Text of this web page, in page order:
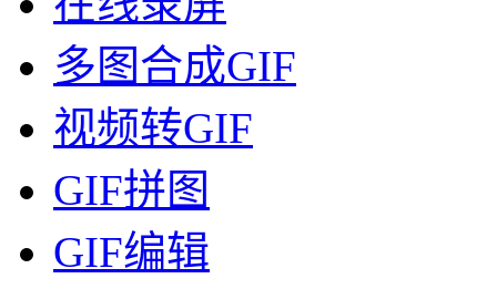
多图合成GIF
视频转GIF
GIF拼图
GIF编辑